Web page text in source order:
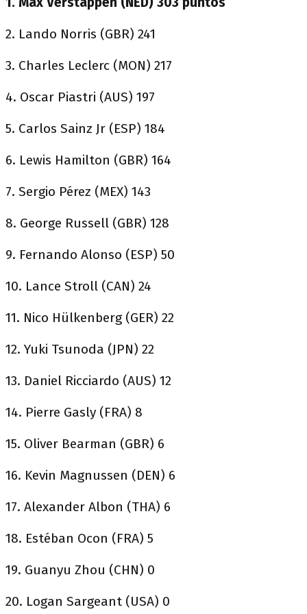
2. Lando Norris (GBR) 241
3. Charles Leclerc (MON) 217
4. Oscar Piastri (AUS) 197
5. Carlos Sainz Jr (ESP) 184
6. Lewis Hamilton (GBR) 164
7. Sergio Pérez (MEX) 143
8. George Russell (GBR) 128
9. Fernando Alonso (ESP) 50
10. Lance Stroll (CAN) 24
11. Nico Hülkenberg (GER) 22
12. Yuki Tsunoda (JPN) 22
13. Daniel Ricciardo (AUS) 12
14. Pierre Gasly (FRA) 8
15. Oliver Bearman (GBR) 6
16. Kevin Magnussen (DEN) 6
17. Alexander Albon (THA) 6
18. Estéban Ocon (FRA) 5
19. Guanyu Zhou (CHN) 0
20. Logan Sargeant (USA) 0